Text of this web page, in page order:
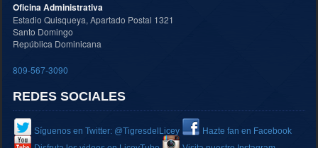
Oficina Administrativa
Estadio Quisqueya, Apartado Postal 1321
Santo Domingo
República Dominicana
809-567-3090
REDES SOCIALES
Síguenos en Twitter: @TigresdelLicey
Hazte fan en Facebook